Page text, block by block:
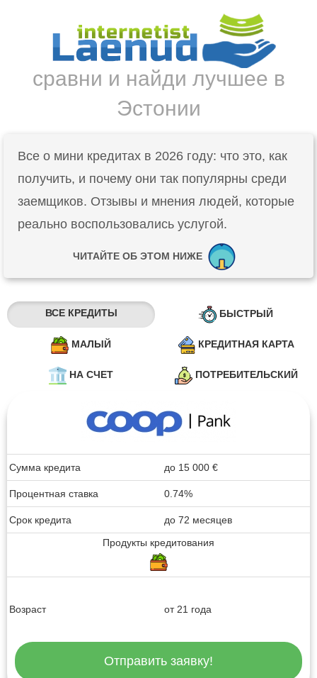
сравни и найди лучшее в
Эстонии
Все о мини кредитах в 2026 году: что это, как
получить, и почему они так популярны среди
заемщиков. Отзывы и мнения людей, которые
реально воспользовались услугой.
ЧИТАЙТЕ ОБ ЭТОМ НИЖЕ
ВСЕ КРЕДИТЫ БЫСТРЫЙ
МАЛЫЙ КРЕДИТНАЯ КАРТА
НА СЧЕТ ПОТРЕБИТЕЛЬСКИЙ
Сумма кредита до 15 000 €
Процентная ставка 0.74%
Срок кредита
до 72 месяцев
Продукты кредитования
Возраст от 21 года
Отправить заявку!